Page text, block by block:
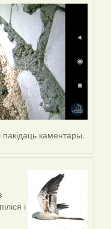
пакідаць каментары.
і